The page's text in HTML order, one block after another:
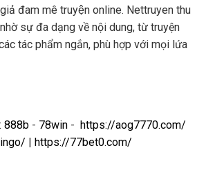
đam mê truyện online. Nettruyen thu
sự đa dạng về nội dung, từ truyện
tác phẩm ngắn, phù hợp với mọi lứa
888b - 78win - https://aog7770.com/
| https://77bet0.com/